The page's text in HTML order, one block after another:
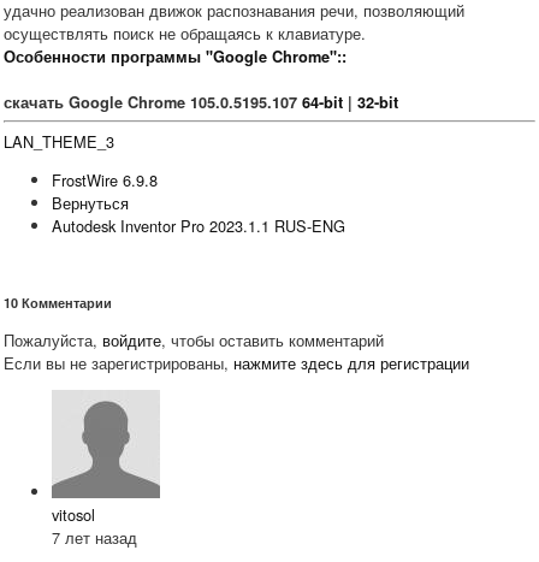
удачно реализован движок распознавания речи, позволяющий
осуществлять поиск не обращаясь к клавиатуре.
Особенности программы "Google Chrome"::
скачать Google Chrome 105.0.5195.107 64-bit | 32-bit
LAN_THEME_3
FrostWire 6.9.8
Вернуться
Autodesk Inventor Pro 2023.1.1 RUS-ENG
10 Комментарии
Пожалуйста, войдите, чтобы оставить комментарий
Если вы не зарегистрированы, нажмите здесь для регистрации
vitosol
7 лет назад